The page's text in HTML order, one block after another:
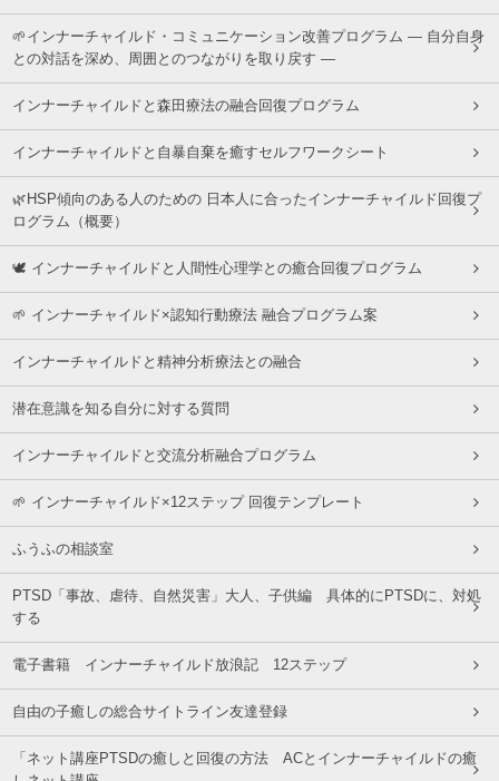
🌱インナーチャイルド・コミュニケーション改善プログラム ― 自分自身
との対話を深め、周囲とのつながりを取り戻す ―
インナーチャイルドと森田療法の融合回復プログラム
インナーチャイルドと自暴自棄を癒すセルフワークシート
🌿HSP傾向のある人のための 日本人に合ったインナーチャイルド回復プ
ログラム（概要）
🕊 インナーチャイルドと人間性心理学との癒合回復プログラム
🌱 インナーチャイルド×認知行動療法 融合プログラム案
インナーチャイルドと精神分析療法との融合
潜在意識を知る自分に対する質問
インナーチャイルドと交流分析融合プログラム
🌱 インナーチャイルド×12ステップ 回復テンプレート
ふうふの相談室
PTSD「事故、虐待、自然災害」大人、子供編 具体的にPTSDに、対処
する
電子書籍 インナーチャイルド放浪記 12ステップ
自由の子癒しの総合サイトライン友達登録
「ネット講座PTSDの癒しと回復の方法 ACとインナーチャイルドの癒